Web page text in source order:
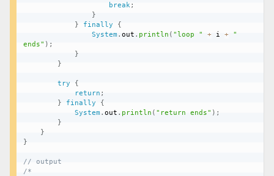
break;
}
}
finally
{
System. out . println ( "loop " + i +
"
ends" ) ;
}
}
try
{
return ;
}
finally
{
System. out . println ( "return ends" ) ;
}
}
}
// output
/*